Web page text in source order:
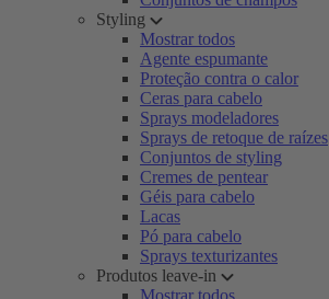
Styling
Mostrar todos
Agente espumante
Proteção contra o calor
Ceras para cabelo
Sprays modeladores
Sprays de retoque de raízes
Conjuntos de styling
Cremes de pentear
Géis para cabelo
Lacas
Pó para cabelo
Sprays texturizantes
Produtos leave-in
Mostrar todos